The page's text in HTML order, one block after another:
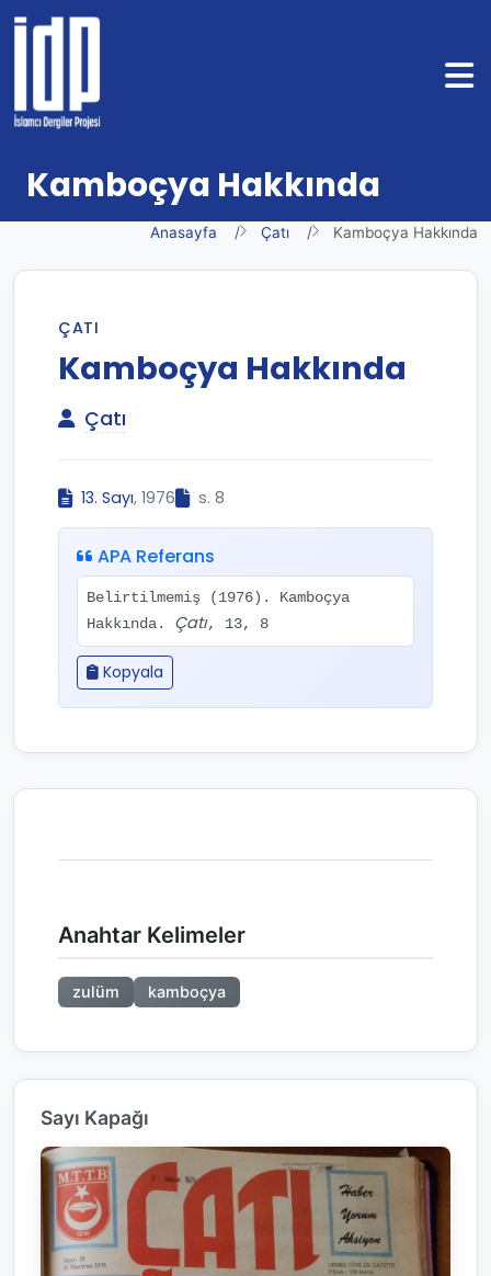
Kamboçya Hakkında
Anasayfa Çatı Kamboçya Hakkında
ÇATI
Kamboçya Hakkında
Çatı
13. Sayı, 1976 s. 8
APA Referans
Belirtilmemiş (1976). Kamboçya
Hakkında. Çatı, 13, 8
Kopyala
Anahtar Kelimeler
zulüm kamboçya
Sayı Kapağı